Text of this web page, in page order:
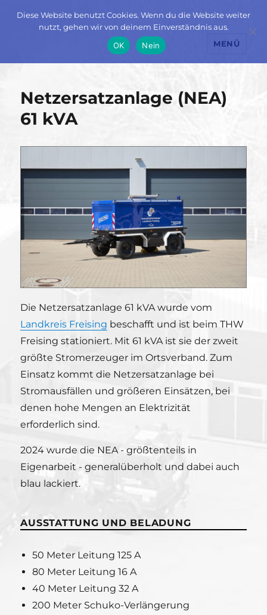
MENÜ
Netzersatzanlage (NEA)
61 kVA
Die Netzersatzanlage 61 kVA wurde vom
Landkreis Freising beschafft und ist beim THW
Freising stationiert. Mit 61 kVA ist sie der zweit
größte Stromerzeuger im Ortsverband. Zum
Einsatz kommt die Netzersatzanlage bei
Stromausfällen und größeren Einsätzen, bei
denen hohe Mengen an Elektrizität
erforderlich sind.
2024 wurde die NEA - größtenteils in
Eigenarbeit - generalüberholt und dabei auch
blau lackiert.
AUSSTATTUNG UND BELADUNG
50 Meter Leitung 125 A
80 Meter Leitung 16 A
40 Meter Leitung 32 A
200 Meter Schuko-Verlängerung
Diese Website benutzt Cookies. Wenn du die Website weiter
nutzt, gehen wir von deinem Einverständnis aus.
OK
Nein